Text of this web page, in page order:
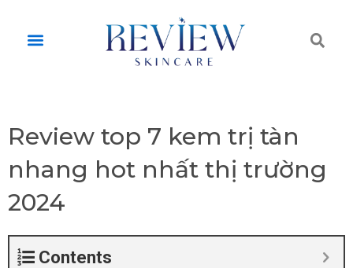
contentMenu
Review top 7 kem trị tàn
nhang hot nhất thị trường
2024
Contents